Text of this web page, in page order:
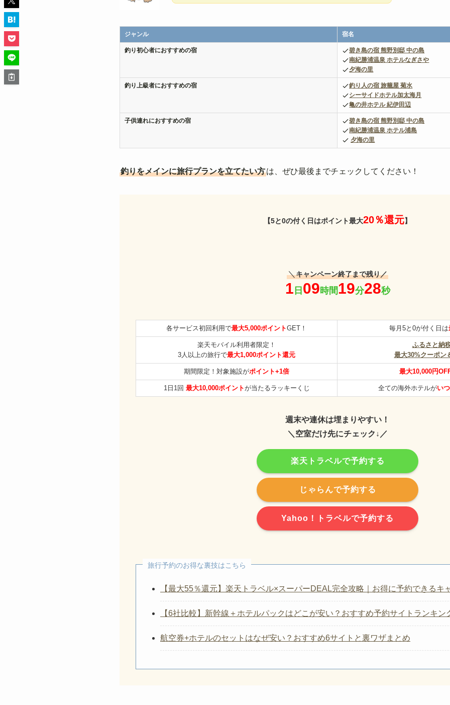
ジャンル 宿名
釣り初心者におすすめの宿
碧き島の宿 熊野別邸 中の島
南紀勝浦温泉 ホテルなぎさや
夕海の里
釣り上級者におすすめの宿
釣り人の宿 旅籠屋 菊水
シーサイドホテル加太海月
亀の井ホテル 紀伊田辺
子供連れにおすすめの宿
碧き島の宿 熊野別邸 中の島
南紀勝浦温泉 ホテル浦島
夕海の里
釣りをメインに旅行プランを立てたい方は、ぜひ最後までチェックしてください！
【5と0の付く日はポイント最大20％還元】
＼キャンペーン終了まで残り／
最大5,000ポイントGET！ 毎月5と0が付く日は
楽天モバイル利用者限定！
最大1,000ポイント還元
ふるさと納
最大30%クーポン
ポイント+1倍 最大10,000円
が当たるラッキーくじ 全ての海外ホテルが
週末や連休は埋まりやすい！
楽天トラベルで予約する
じゃらんで予約する